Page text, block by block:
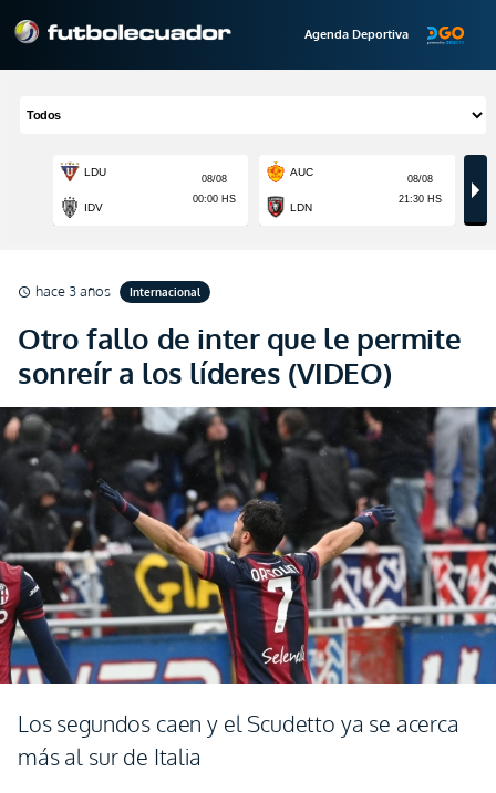
Agenda Deportiva
schedule hace 3 años Internacional
Otro fallo de inter que le permite
sonreír a los líderes (VIDEO)
Los segundos caen y el Scudetto ya se acerca
más al sur de Italia